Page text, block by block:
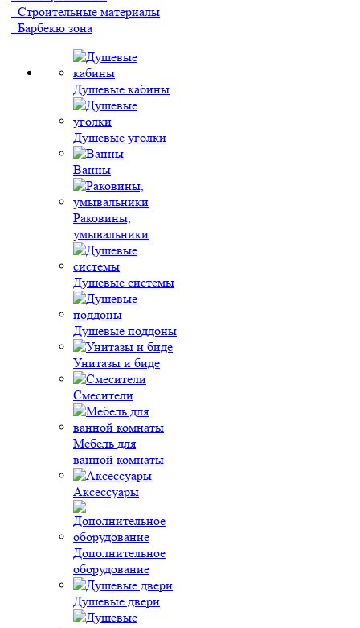
Строительные материалы
Барбекю зона
Душевые кабины
Душевые уголки
Ванны
Раковины,
умывальники
Душевые системы
Душевые поддоны
Унитазы и биде
Смесители
Мебель для
ванной комнаты
Аксессуары
Дополнительное
оборудование
Душевые двери